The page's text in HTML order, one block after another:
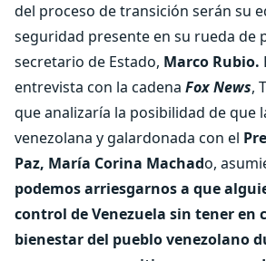
del proceso de transición serán su
seguridad presente en su rueda de
secretario de Estado, Marco Rubio.
entrevista con la cadena Fox News,
que analizaría la posibilidad de que
venezolana y galardonada con el
Paz, María Corina Machado,
podemos arriesgarnos a que
control de Venezuela sin tener en
bienestar del pueblo venezolano